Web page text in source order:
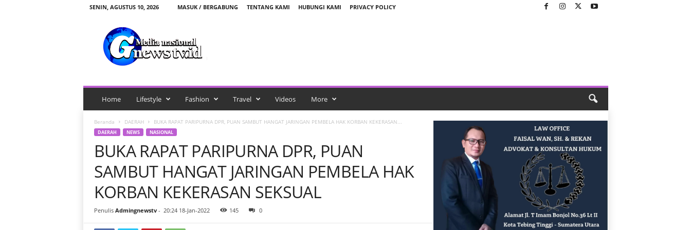
SENIN, AGUSTUS 10, 2026 MASUK / BERGABUNG TENTANG KAMI HUBUNGI KAMI PRIVACY POLICY
v
i
Home Lifestyle Fashion Travel Videos More
Beranda DAERAH BUKA RAPAT PARIPURNA DPR, PUAN SAMBUT HANGAT JARINGAN PEMBELA HAK KORBAN KEKERASAN...
DAERAH NEWS NASIONAL
BUKA RAPAT PARIPURNA DPR, PUAN
SAMBUT HANGAT JARINGAN PEMBELA HAK
KORBAN KEKERASAN SEKSUAL
Penulis Admingnewstv- 20:24 18-Jan-2022 145 0